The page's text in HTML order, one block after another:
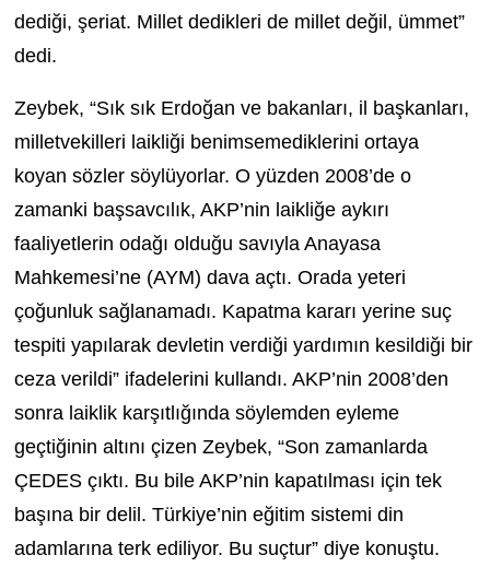
dediği, şeriat. Millet dedikleri de millet değil, ümmet”
dedi.
Zeybek, “Sık sık Erdoğan ve bakanları, il başkanları,
milletvekilleri laikliği benimsemediklerini ortaya
koyan sözler söylüyorlar. O yüzden 2008’de o
zamanki başsavcılık, AKP’nin laikliğe aykırı
faaliyetlerin odağı olduğu savıyla Anayasa
Mahkemesi’ne (AYM) dava açtı. Orada yeteri
çoğunluk sağlanamadı. Kapatma kararı yerine suç
tespiti yapılarak devletin verdiği yardımın kesildiği bir
ceza verildi” ifadelerini kullandı. AKP’nin 2008’den
sonra laiklik karşıtlığında söylemden eyleme
geçtiğinin altını çizen Zeybek, “Son zamanlarda
ÇEDES çıktı. Bu bile AKP’nin kapatılması için tek
başına bir delil. Türkiye’nin eğitim sistemi din
adamlarına terk ediliyor. Bu suçtur” diye konuştu.